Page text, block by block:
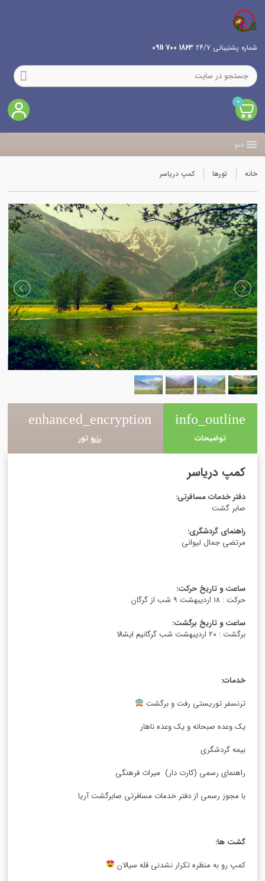
شماره پشتیبانی 24/7 1863 700 0911
0
منو
خانه تورها کمپ دریاسر
info_outline
توضیحات
enhanced_encryption
رزرو تور
کمپ دریاسر
دفتر خدمات مسافرتی:
صابر گشت
راهنمای گردشگری:
مرتضی جمال لیوانی
ساعت و تاریخ حرکت:
حرکت : ۱۸ اردیبهشت ۹ شب از گرگان
ساعت و تاریخ برگشت:
برگشت : ۲۰ اردیبهشت شب گرگانیم ایشالا
خدمات:
ترنسفر توریستی رفت و برگشت
یک وعده صبحانه و یک وعده ناهار
بیمه گردشگری
راهنمای رسمی (کارت دار) میراث فرهنگی
با مجوز رسمی از دفتر خدمات مسافرتی صابرگشت آریا
گشت ها:
کمپ رو به منظره تکرار نشدنی قله سیالان